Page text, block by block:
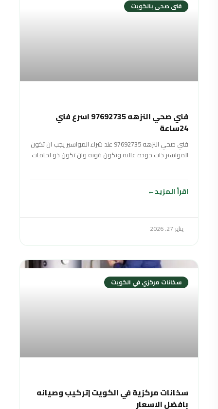
فنى صحى بالكويت
فني صحي النزهه 97692735 اسرع فني
24ساعة
فني صحي النزهه 97692735 عند شراء المواسير يجب ان تكون
المواسير ذات جوده عاليه وتكون قويه وان تكون ذو لحامات
اقرأ المزيد
يناير 27, 2026
سخانات مركزي في الكويت
سخانات مركزية في الكويت |تركيب وصيانه
بافضل الاسعار